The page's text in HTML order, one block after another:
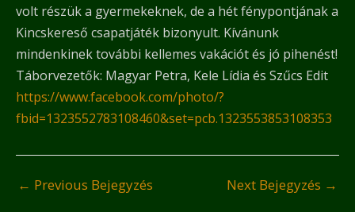
volt részük a gyermekeknek, de a hét fénypontjának a
Kincskereső csapatjáték bizonyult. Kívánunk
mindenkinek további kellemes vakációt és jó pihenést!
Táborvezetők: Magyar Petra, Kele Lídia és Szűcs Edit
https://www.facebook.com/photo/?
fbid=1323552783108460&set=pcb.1323553853108353
← Previous Bejegyzés Next Bejegyzés →